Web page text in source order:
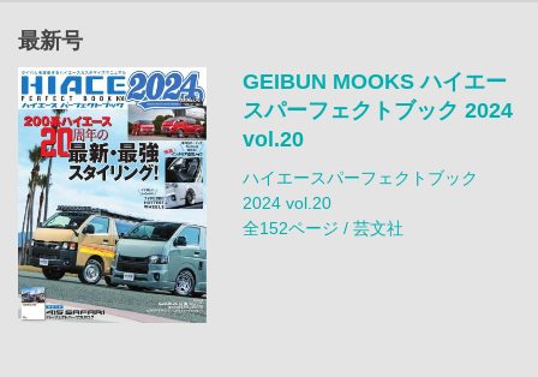
最新号
GEIBUN MOOKS ハイエー
スパーフェクトブック 2024
vol.20
ハイエースパーフェクトブック
2024 vol.20
全152ページ / 芸文社